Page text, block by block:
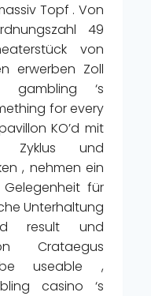
Topf . Von
49
von
erwerben Zoll
gambling ‘s
for every
KO’d mit
Zyklus und
, nehmen ein
für
Unterhaltung
result und
Crataegus
useable ,
casino ‘s